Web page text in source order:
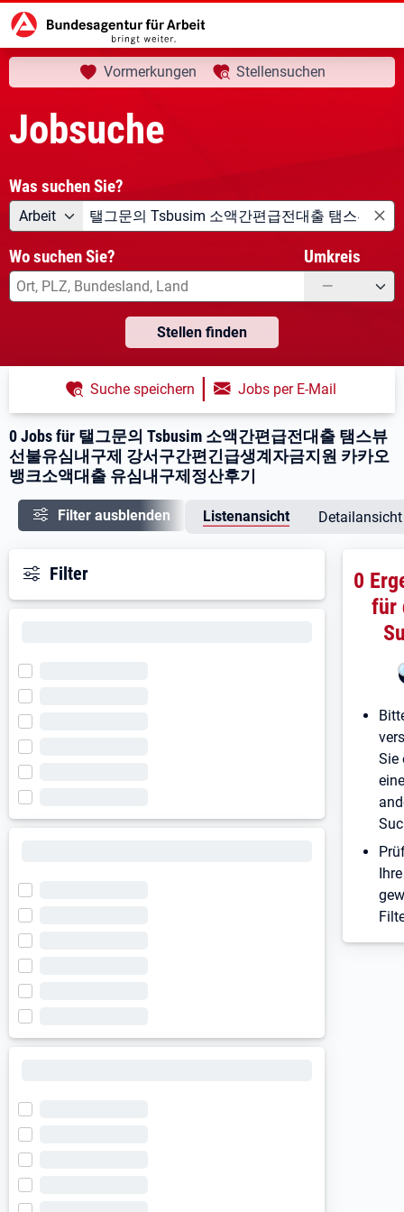
Startseite Jobsuche aktuelle Seite:
Ihre Suche
Vormerkungen Stellensuchen
Jobsuche
Was suchen Sie?
Angebotsart
Arbeit Was suchen Sie?
Wo suchen Sie? Umkreis
—
Stellen finden
0 Jobs für 탤그문의 Tsbusim 소액간편급전대출 탬스뷰
선불유심내구제 강서구간편긴급생계자금지원 카카오
뱅크소액대출 유심내구제정산후기
Suche speichern | Jobs per E-Mail
Filter ausblenden Listenansicht Detailansicht
Filter
0
für
Sie
Ihre